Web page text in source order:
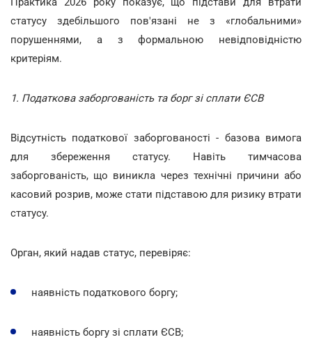
статусу здебільшого пов'язані не з «глобальними»
порушеннями, а з формальною невідповідністю
критеріям.
1. Податкова заборгованість та борг зі сплати ЄСВ
Відсутність податкової заборгованості - базова вимога
для збереження статусу. Навіть тимчасова
заборгованість, що виникла через технічні причини або
касовий розрив, може стати підставою для ризику втрати
статусу.
Орган, який надав статус, перевіряє:
наявність податкового боргу;
наявність боргу зі сплати ЄСВ;